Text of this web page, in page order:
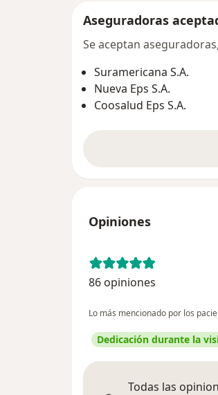
Aseguradoras
Se aceptan
Suramericana S.A.
Nueva Eps S.A.
Coosalud Eps S.A.
Opiniones
86 opiniones
Lo más mencionado por los
Dedicación durante la
Todas las